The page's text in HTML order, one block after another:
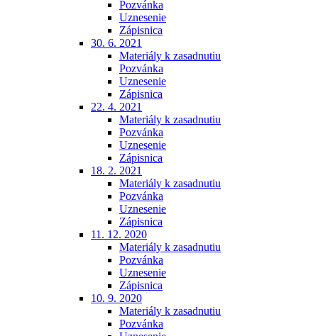
Pozvánka
Uznesenie
Zápisnica
30. 6. 2021
Materiály k zasadnutiu
Pozvánka
Uznesenie
Zápisnica
22. 4. 2021
Materiály k zasadnutiu
Pozvánka
Uznesenie
Zápisnica
18. 2. 2021
Materiály k zasadnutiu
Pozvánka
Uznesenie
Zápisnica
11. 12. 2020
Materiály k zasadnutiu
Pozvánka
Uznesenie
Zápisnica
10. 9. 2020
Materiály k zasadnutiu
Pozvánka